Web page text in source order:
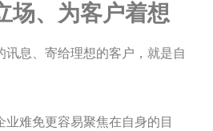
场、为客户着想
讯息、寄给理想的客户，就是自
难免更容易聚焦在自身的目